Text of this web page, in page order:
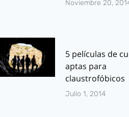
Noviembre 20,
5 películas de
aptas para
claustrofóbicos
Julio 1, 2014